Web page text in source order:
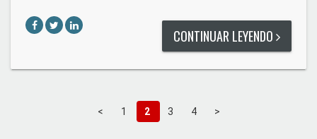
CONTINUAR LEYENDO
< 1 2 3 4 >